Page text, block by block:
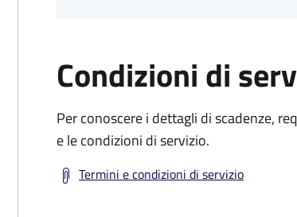
Condizioni di
Per conoscere i dettagli di scadenze,
e le condizioni di servizio.
Termini e condizioni di servizio